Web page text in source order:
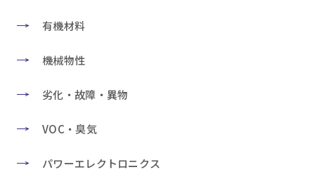
有機材料
機械物性
劣化・故障・異物
VOC・臭気
パワーエレクトロニクス